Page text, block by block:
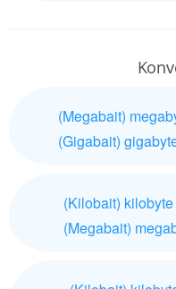
(Megabait)
(Gigabait)
(Kilobait)
(Megabait)